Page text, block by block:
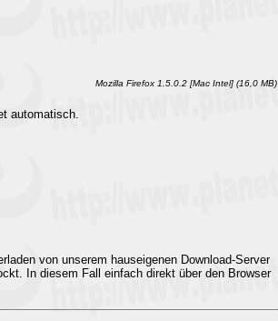
Mozilla Firefox 1.5.0.2 [Mac Intel] (16,0 MB)
automatisch.
von unserem hauseigenen Download-Server
In diesem Fall einfach direkt über den Browser